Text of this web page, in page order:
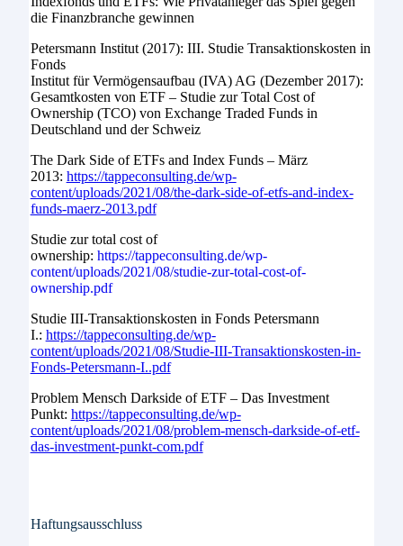
die Finanzbranche gewinnen
Petersmann Institut (2017): III. Studie Transaktionskosten in
Fonds
Institut für Vermögensaufbau (IVA) AG (Dezember 2017):
Gesamtkosten von ETF – Studie zur Total Cost of
Ownership (TCO) von Exchange Traded Funds in
Deutschland und der Schweiz
The Dark Side of ETFs and Index Funds – März
2013: https://tappeconsulting.de/wp-
content/uploads/2021/08/the-dark-side-of-etfs-and-index-
funds-maerz-2013.pdf
Studie zur total cost of
ownership: https://tappeconsulting.de/wp-
content/uploads/2021/08/studie-zur-total-cost-of-
ownership.pdf
Studie III-Transaktionskosten in Fonds Petersmann
I.: https://tappeconsulting.de/wp-
content/uploads/2021/08/Studie-III-Transaktionskosten-in-
Fonds-Petersmann-I..pdf
Problem Mensch Darkside of ETF – Das Investment
Punkt: https://tappeconsulting.de/wp-
content/uploads/2021/08/problem-mensch-darkside-of-etf-
das-investment-punkt-com.pdf
Haftungsausschluss